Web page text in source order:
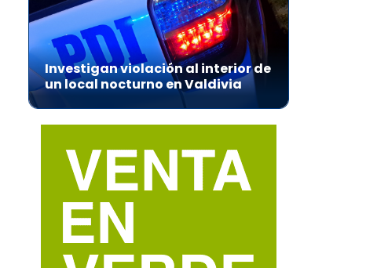
Investigan violación al interior de
un local nocturno en Valdivia